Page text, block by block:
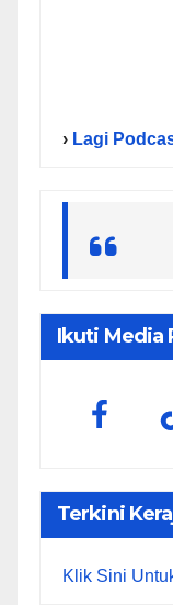
› Lagi
Ikuti Media
Terkini
Klik Sini